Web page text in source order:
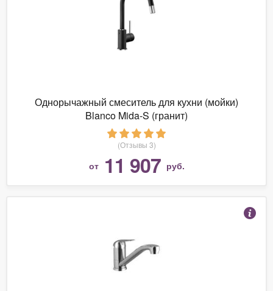
Однорычажный смеситель для кухни (мойки)
Blanco Mida-S (гранит)
(Отзывы 3)
от 11 907 руб.